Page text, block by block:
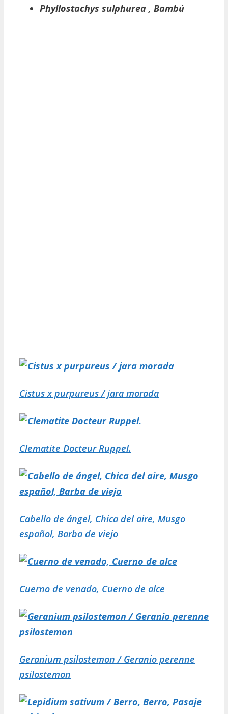
Phyllostachys sulphurea , Bambú
Cistus x purpureus / jara morada
Clematite Docteur Ruppel.
Cabello de ángel, Chica del aire, Musgo
español, Barba de viejo
Cuerno de venado, Cuerno de alce
Geranium psilostemon / Geranio perenne
psilostemon